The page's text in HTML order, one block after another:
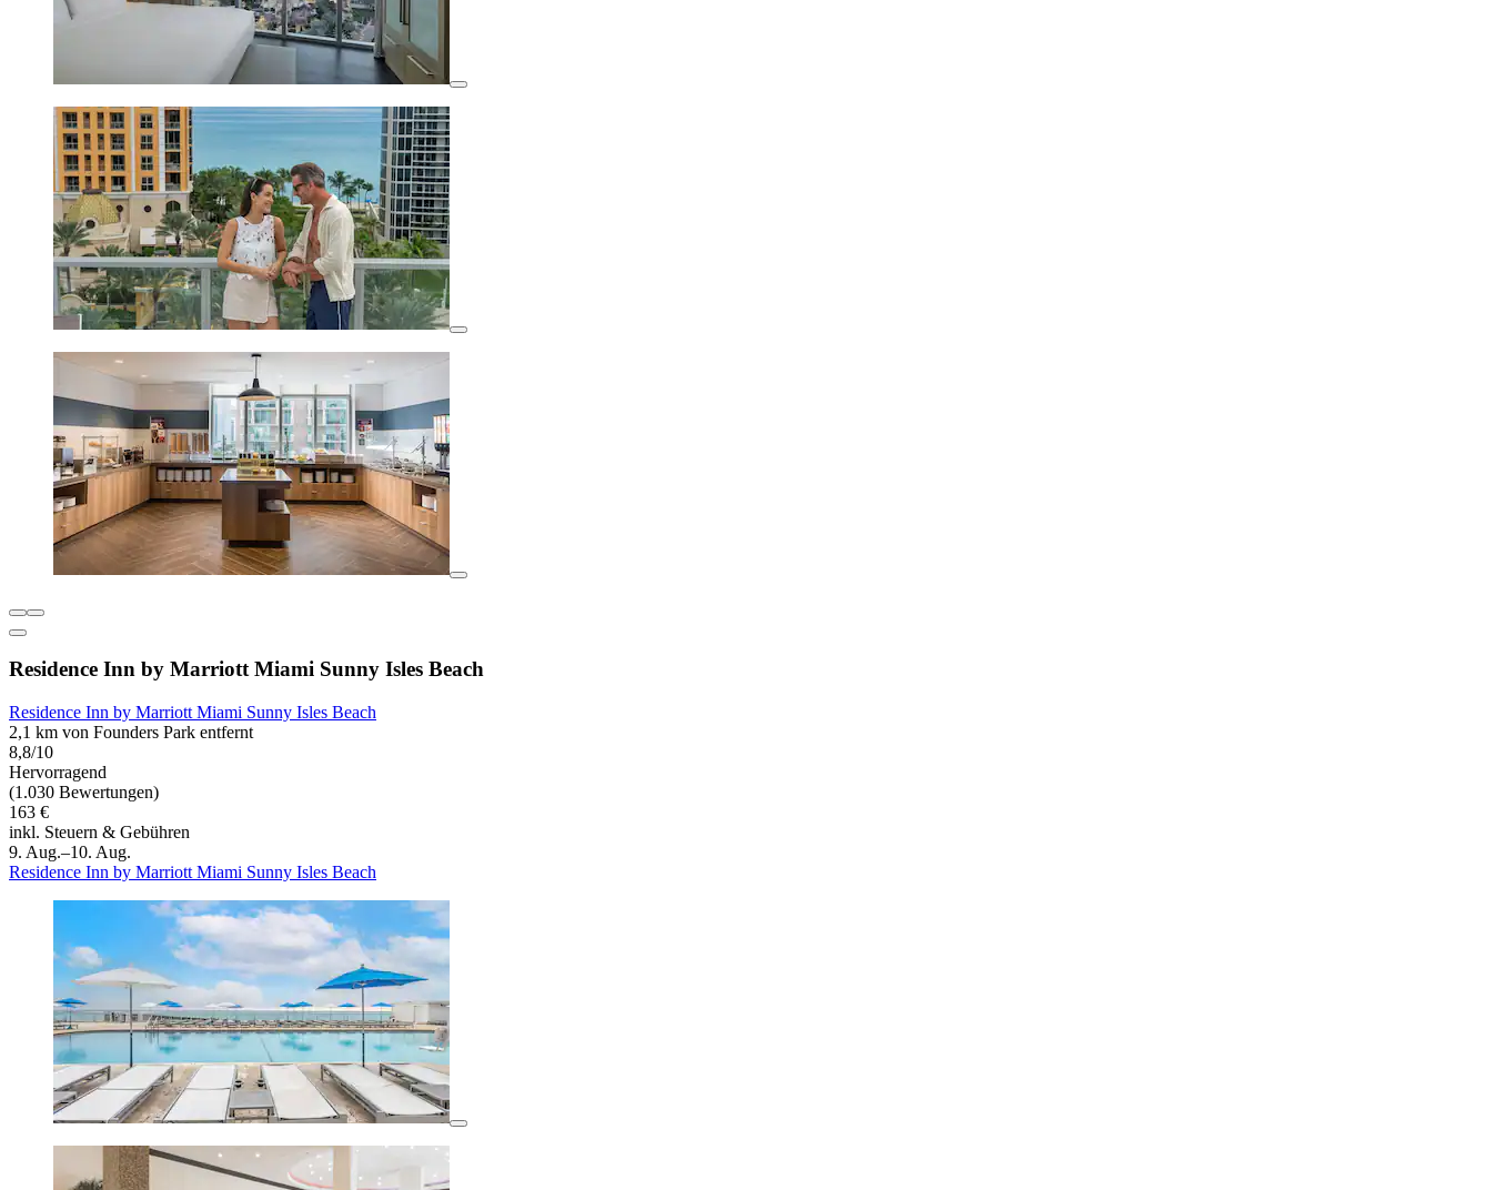
Residence Inn by Marriott Miami Sunny Isles Beach
Residence Inn by Marriott Miami Sunny Isles Beach
2,1 km von Founders Park entfernt
8,8/10
Hervorragend
(1.030 Bewertungen)
163 €
inkl. Steuern & Gebühren
9. Aug.–10. Aug.
Residence Inn by Marriott Miami Sunny Isles Beach